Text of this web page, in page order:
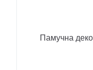
Памучна